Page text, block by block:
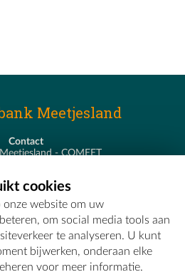
Meetjesland
Contact
- COMEET
09 373 75 96
cookies
website om uw
om social media tools aan
te analyseren. U kunt
bijwerken, onderaan elke
voor meer informatie.